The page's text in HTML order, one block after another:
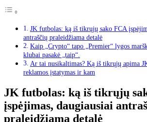
JK futbolas: ką iš tikrųjų sako FCA
antraščių praleidžiama detalė
Kaip „Crypto“ tapo „Premier“ lygos
klubai pasakė „taip“.
Ar tai nusikaltimas? Ką iš tikrųjų apima
reklamos įstatymas ir kam
JK futbolas: ką iš tikrųjų
įspėjimas, daugiausiai
praleidžiama detalė